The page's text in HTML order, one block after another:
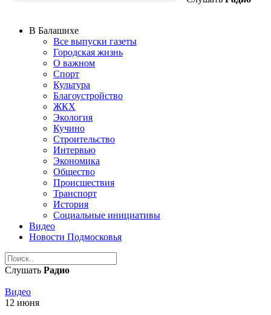
В Балашихе
Все выпуски газеты
Городская жизнь
О важном
Спорт
Культура
Благоустройство
ЖКХ
Экология
Кучино
Строительство
Интервью
Экономика
Общество
Происшествия
Транспорт
История
Социальные инициативы
Видео
Новости Подмосковья
Слушать Радио
Видео
12 июня